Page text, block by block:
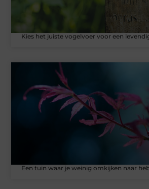
Kies het juiste vogelvoer voor een
Een tuin waar je weinig omkijken naar